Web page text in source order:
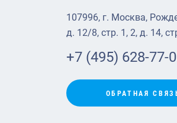
107996, г. Москва,
д. 12/8, стр. 1, 2, д. 14,
+7 (495) 628-77-
ОБРАТНАЯ